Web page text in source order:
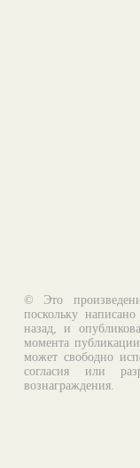
© Это
поскольку
назад, и
момента
может свободно
согласия или
вознаграждения.